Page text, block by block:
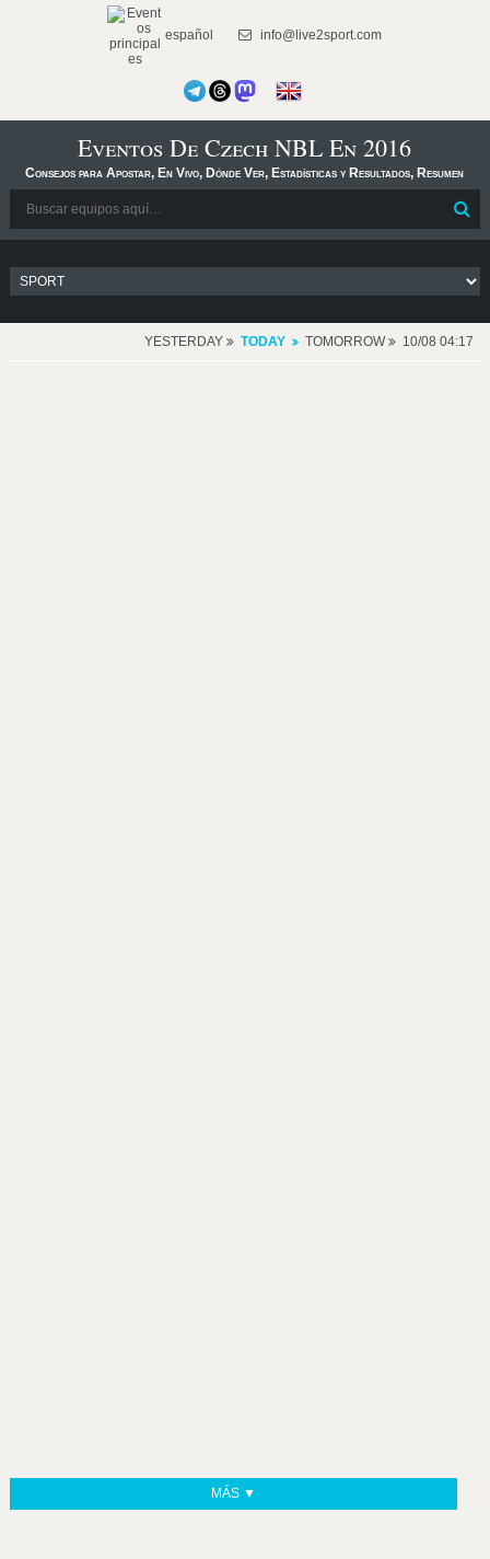
español info@live2sport.com
Eventos De Czech NBL En 2016
Consejos para Apostar, En Vivo, Dónde Ver, Estadísticas y Resultados, Resumen
YESTERDAY TODAY TOMORROW 10/08 04:17
MÁS ▼